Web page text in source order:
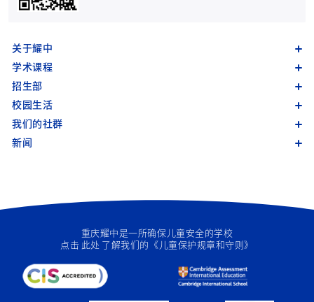
关于耀中
学术课程
招生部
校园生活
我们的社群
新闻
重庆耀中是一所确保儿童安全的学校
点击 此处 了解我们的《儿童保护规章和守则》